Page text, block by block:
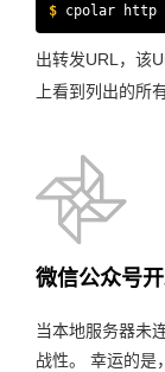
$ cpolar http
出转发URL，该
上看到列出的所
微信公众号
当本地服务器未
战性。 幸运的是